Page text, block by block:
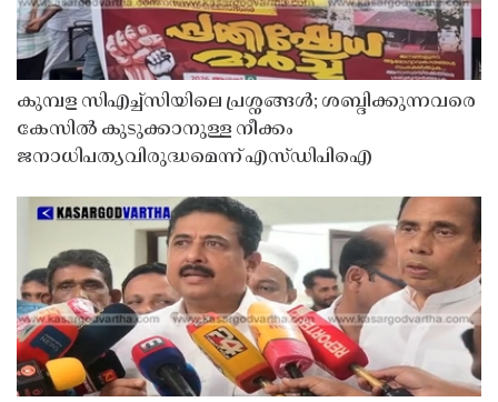
കുമ്പള സിഎച്ച്സിയിലെ പ്രശ്നങ്ങൾ; ശബ്ദിക്കുന്നവരെ
കേസിൽ കുടുക്കാനുള്ള നീക്കം
ജനാധിപത്യവിരുദ്ധമെന്ന് എസ്ഡിപിഐ